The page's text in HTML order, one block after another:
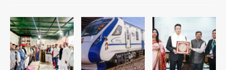
1
Noida Sector-49: सेक्टर-49 में 18
साल की मेड ने की खुदकुशी, शरीर पर नहीं मिली
कोई बाहरी
Avinash Kumar